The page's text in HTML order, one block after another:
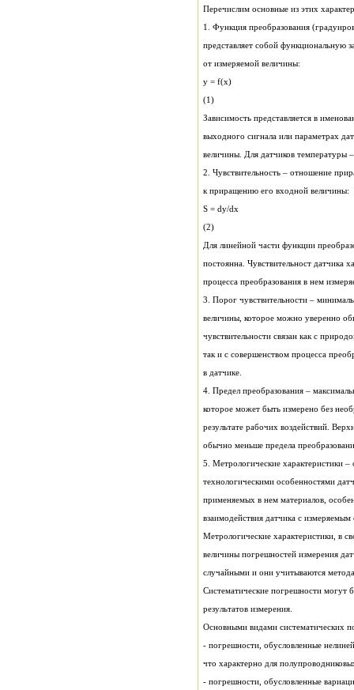
Перечислим основные из этих
1. Функция преобразования
представляет собой функциональную
от измеряемой величины:
y = f(x)
(1)
Зависимость представляется в
величины. Для датчиков
2. Чувствительность – отношение
к приращению его входной величины:
S = dy/dx
(2)
Для линейной части функции
постоянна. Чувствительност датчика
процесса преобразования в нем
3. Порог чувствительности –
величины, которое можно уверенно
чувствительности связан как с
так и с совершенством процесса
в датчике.
4. Предел преобразования –
которое может быть измерено без
результате рабочих воздействий.
обычно меньше предела
5. Метрологические характеристики –
технологическими особенностями
применяемых в нем материалов,
взаимодействия датчика с
Метрологические характеристики, в
величины погрешностей измерения
случайными и они учитываются
Систематические погрешности могут
результатов измерения.
Основными видами систематических
- погрешности, обусловленные
что характерно для
- погрешности, обусловленные